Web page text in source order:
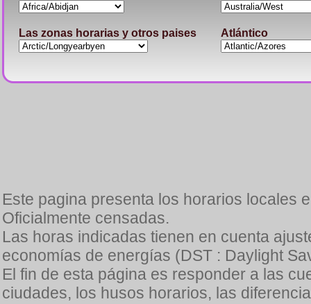
Las zonas horarias y otros paises Atlántico
Este pagina presenta los horarios locales
Oficialmente censadas.
Las horas indicadas tienen en cuenta
economías de energías (DST : Daylight
El fin de esta página es responder a las
ciudades, los husos horarios, las